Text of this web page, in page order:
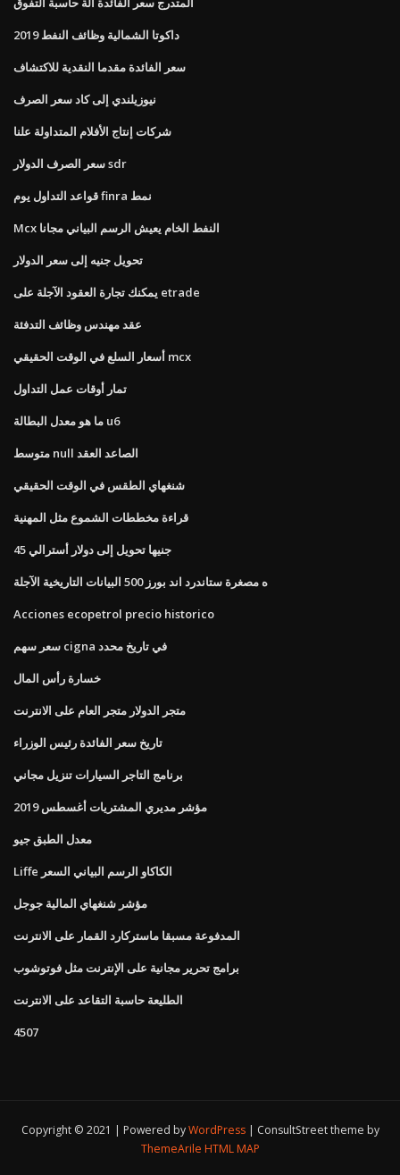
داكوتا الشمالية وظائف النفط 2019
سعر الفائدة مقدما النقدية للاكتشاف
نيوزيلندي إلى كاد سعر الصرف
شركات إنتاج الأفلام المتداولة علنا
سعر الصرف الدولار sdr
قواعد التداول يوم finra نمط
Mcx النفط الخام يعيش الرسم البياني مجانا
تحويل جنيه إلى سعر الدولار
يمكنك تجارة العقود الآجلة على etrade
عقد مهندس وظائف التدفئة
أسعار السلع في الوقت الحقيقي mcx
تمار أوقات عمل التداول
ما هو معدل البطالة u6
متوسط ​​null الصاعد العقد
شنغهاي الطقس في الوقت الحقيقي
قراءة مخططات الشموع مثل المهنية
45 جنيها تحويل إلى دولار أسترالي
ه مصغرة ستاندرد اند بورز 500 البيانات التاريخية الآجلة
Acciones ecopetrol precio historico
سعر سهم cigna في تاريخ محدد
خسارة رأس المال
متجر الدولار متجر العام على الانترنت
تاريخ سعر الفائدة رئيس الوزراء
برنامج التاجر السيارات تنزيل مجاني
مؤشر مديري المشتريات أغسطس 2019
معدل الطبق جيو
Liffe الكاكاو الرسم البياني السعر
مؤشر شنغهاي المالية جوجل
المدفوعة مسبقا ماستركارد القمار على الانترنت
برامج تحرير مجانية على الإنترنت مثل فوتوشوب
الطليعة حاسبة التقاعد على الانترنت
4507
Copyright © 2021 | Powered byWordPress
ConsultStreet theme by
ThemeArile HTML MAP